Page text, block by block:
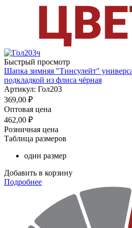
Быстрый просмотр
Шапка зимняя "Тинсулейт"
подкладкой из флиса чёрная
Артикул: Гол203
369,00 ₽
Оптовая цена
462,00 ₽
Розничная цена
Таблица размеров
один размер
Добавить в корзину
Подробнее